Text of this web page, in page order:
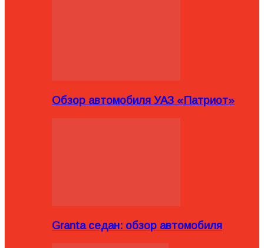
Обзор автомобиля УАЗ «Патриот»
Granta седан: обзор автомобиля